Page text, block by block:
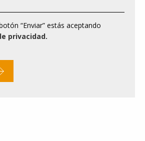
“Enviar” estás aceptando
privacidad.